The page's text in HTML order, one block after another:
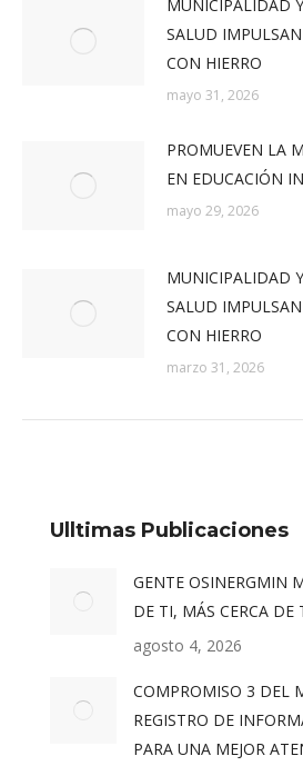
MUNICIPALIDAD
SALUD
CON HIERRO
mayo 31, 2026
PROMUEVEN LA
EN EDUCACIÓN
mayo 29, 2026
MUNICIPALIDAD
SALUD
CON HIERRO
marzo 31, 2026
Ulltimas Publicaciones
GENTE OSINERGMIN
DE TI, MÁS CERCA DE
agosto 4, 2026
COMPROMISO 3 DEL
REGISTRO DE
PARA UNA MEJOR